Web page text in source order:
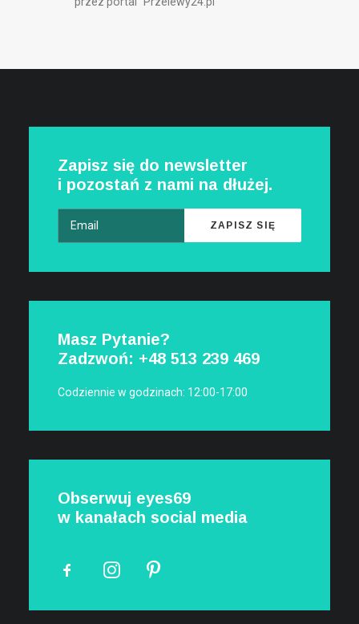
Zapisz się do newsletter
i pozostań z nami na dłużej.
Masz Pytanie?
Zadzwoń: +48 513 239 469
Codziennie w godzinach: 12:00-17:00
Obserwuj eyes69
w kanałach social media